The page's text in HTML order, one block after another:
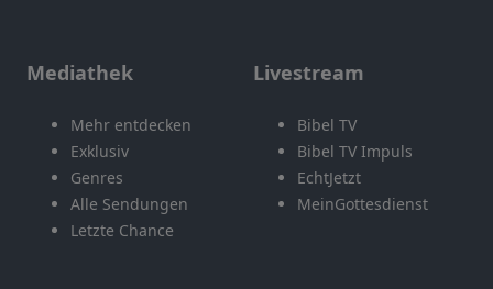
Mediathek
Mehr entdecken
Exklusiv
Genres
Alle Sendungen
Letzte Chance
Livestream
Bibel TV
Bibel TV Impuls
EchtJetzt
MeinGottesdienst